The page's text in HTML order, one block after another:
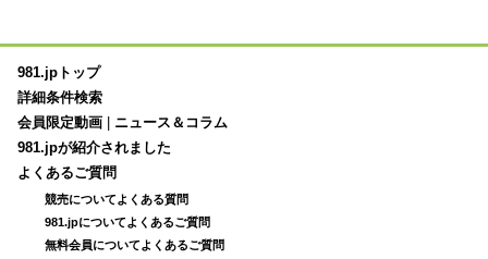
981.jpトップ
詳細条件検索
会員限定動画
ニュース＆コラム
981.jpが紹介されました
よくあるご質問
競売についてよくある質問
981.jpについてよくあるご質問
無料会員についてよくあるご質問